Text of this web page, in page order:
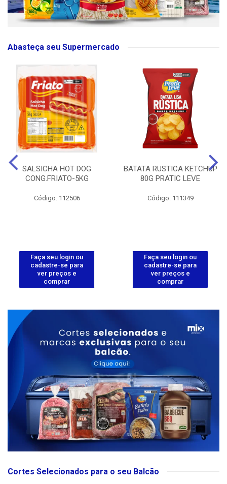
Abasteça seu Supermercado
SALSICHA HOT DOG
CONG.FRIATO-5KG
Código: 112506
Faça seu login ou
cadastre-se para
ver preços e
comprar
BATATA RUSTICA KETCHUP
80G PRATIC LEVE
Código: 111349
Faça seu login ou
cadastre-se para
ver preços e
comprar
Cortes Selecionados para o seu Balcão